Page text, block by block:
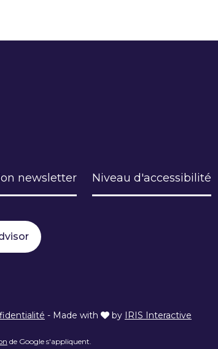
newsletter Niveau d'accessibilité
- Made with by IRIS Interactive
de Google s'appliquent.